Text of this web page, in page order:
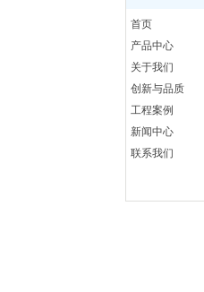
首页
产品中心
关于我们
创新与品质
工程案例
新闻中心
联系我们